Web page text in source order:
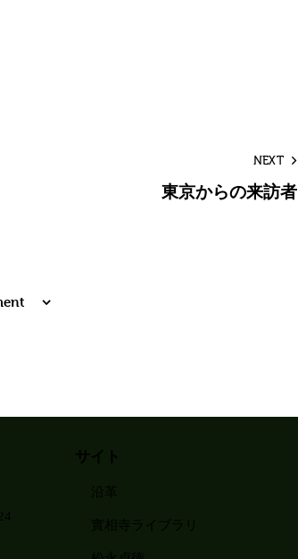
NEXT
東京からの来訪者
サイト
沿革
實相寺ライブラリ